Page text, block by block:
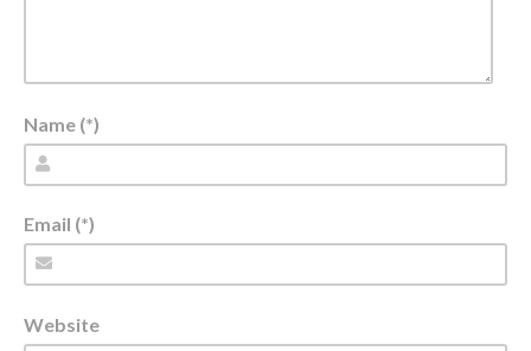
Name (*)
Email (*)
Website